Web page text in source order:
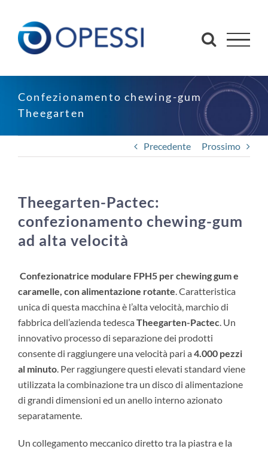
contenuto
Confezionamento chewing-gum
Theegarten
Precedente Prossimo
Theegarten-Pactec:
confezionamento chewing-gum
ad alta velocità
Confezionatrice modulare FPH5 per chewing gum e
caramelle, con alimentazione rotante. Caratteristica
unica di questa macchina è l’alta velocità, marchio di
fabbrica dell’azienda tedesca Theegarten-Pactec. Un
innovativo processo di separazione dei prodotti
consente di raggiungere una velocità pari a 4.000 pezzi
al minuto. Per raggiungere questi elevati standard viene
utilizzata la combinazione tra un disco di alimentazione
di grandi dimensioni ed un anello interno azionato
separatamente.
Un collegamento meccanico diretto tra la piastra e la